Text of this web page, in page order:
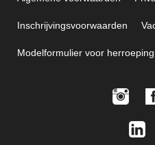
Inschrijvingsvoorwaarden
Modelformulier voor herroeping